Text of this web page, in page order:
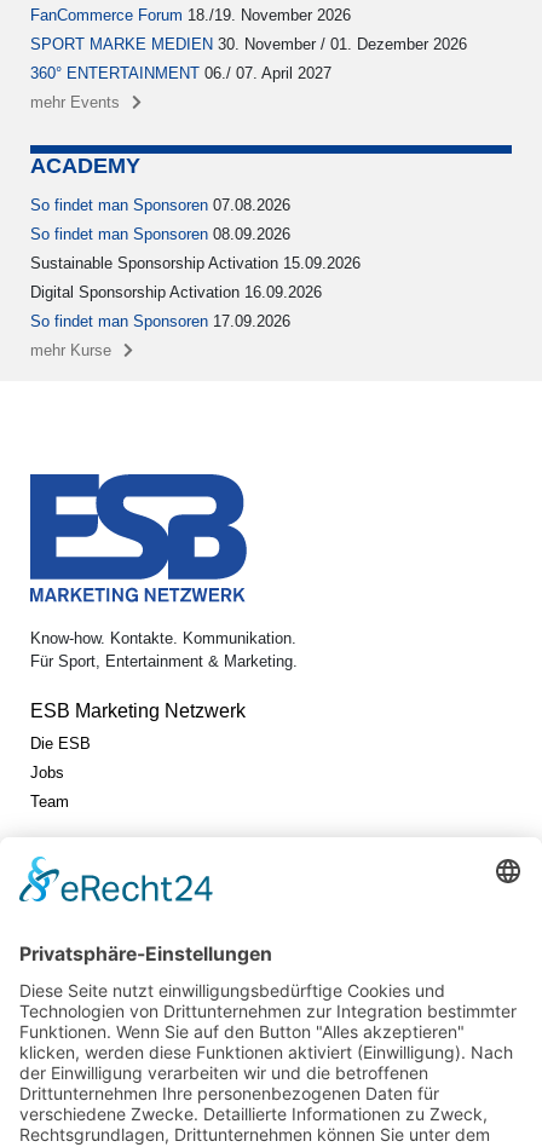
FanCommerce Forum 18./19. November 2026
SPORT MARKE MEDIEN 30. November / 01. Dezember 2026
360° ENTERTAINMENT 06./ 07. April 2027
mehr Events
ACADEMY
So findet man Sponsoren 07.08.2026
So findet man Sponsoren 08.09.2026
Sustainable Sponsorship Activation 15.09.2026
Digital Sponsorship Activation 16.09.2026
So findet man Sponsoren 17.09.2026
mehr Kurse
Know-how. Kontakte. Kommunikation.
Für Sport, Entertainment & Marketing.
ESB Marketing Netzwerk
Die ESB
Jobs
Team
Jetzt vernetzen!
Die ESB auf LinkedIn
Newsletter abonnieren
Events
360° ENTERTAINMENT
eps ARENA SUMMIT